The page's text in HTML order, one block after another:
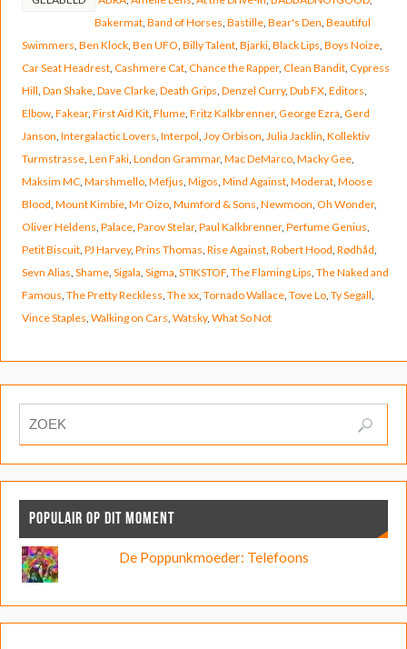
Bakermat, Band of Horses Bastille, Bear's Den Beautiful
Swimmers Ben Klock, Ben UFO Billy Talent, Bjarki, Black Lips Boys Noize,
Car Seat Headrest, Cashmere Cat, Chance the Rapper, Clean Bandit, Cypress
Hill Dan Shake, Dave Clarke, Death Grips Denzel Curry, Dub FX, Editors
Elbow, Fakear, First Aid Kit, Flume, Fritz Kalkbrenner, George Ezra Gerd
Janson Intergalactic Lovers Interpol Joy Orbison Julia Jacklin Kollektiv
Turmstrasse, Len Faki, London Grammar, Mac DeMarco, Macky Gee,
Maksim MC, Marshmello, Mefjus Migos Mind Against, Moderat, Moose
Blood Mount Kimbie, Mr Oizo, Mumford & Sons Newmoon Oh Wonder,
Oliver Heldens Palace, Parov Stelar, Paul Kalkbrenner, Perfume Genius
Petit Biscuit, PJ Harvey, Prins Thomas Rise Against, Robert Hood Rødhåd
Sevn Alias Shame, Sigala Sigma STIKSTOF, The Flaming Lips The Naked and
Famous The Pretty Reckless The xx, Tornado Wallace, Tove Lo, Ty Segall
Vince Staples Walking on Cars Watsky, What So Not
POPULAIR OP DIT MOMENT
De Poppunkmoeder: Telefoons